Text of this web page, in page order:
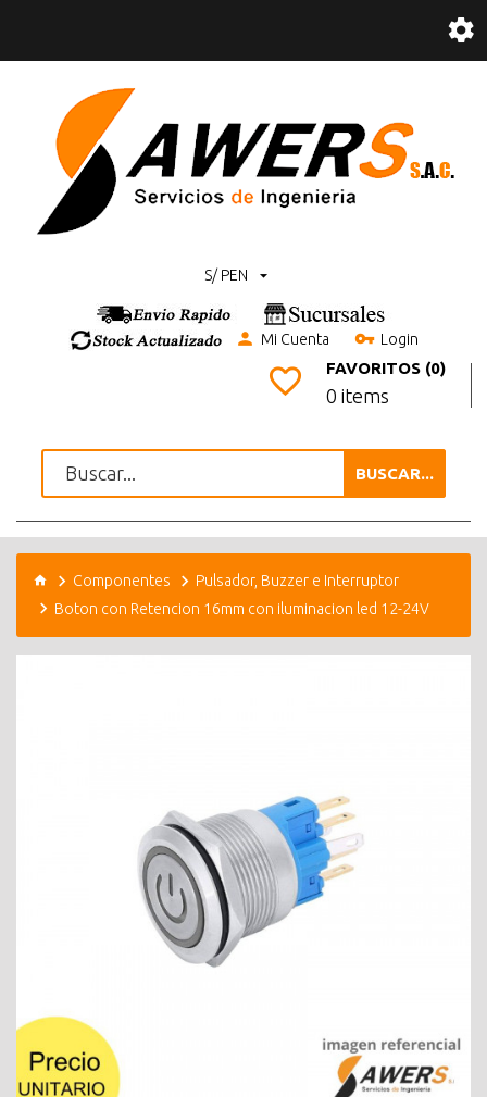
S/ PEN
Mi Cuenta Login
FAVORITOS (0)
0 items
BUSCAR...
Componentes
Pulsador, Buzzer e Interruptor
Boton con Retencion 16mm con iluminacion led 12-24V